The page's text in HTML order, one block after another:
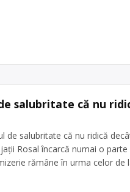
salubritate că nu
salubritate că nu ridică
Rosal încarcă numai o
rămâne în urma celor de